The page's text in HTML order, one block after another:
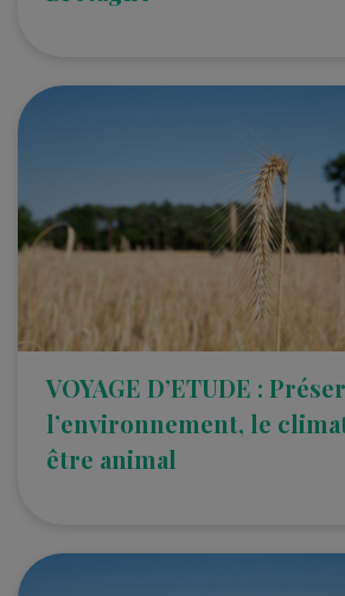
VOYAGE D’ETUDE :
l’environnement, le
être animal